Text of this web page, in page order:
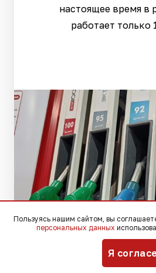
настоящее время в
работает только
Пользуясь нашим сайтом, вы
персональных данных
Я